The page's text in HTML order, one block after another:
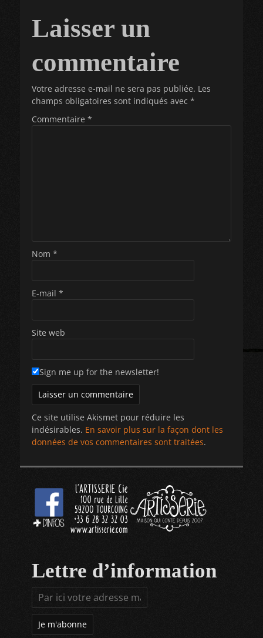
Laisser un
commentaire
Votre adresse e-mail ne sera pas publiée. Les
champs obligatoires sont indiqués avec *
Commentaire *
Nom *
E-mail *
Site web
Sign me up for the newsletter!
Ce site utilise Akismet pour réduire les
indésirables. En savoir plus sur la façon dont les
données de vos commentaires sont traitées.
Lettre d’information